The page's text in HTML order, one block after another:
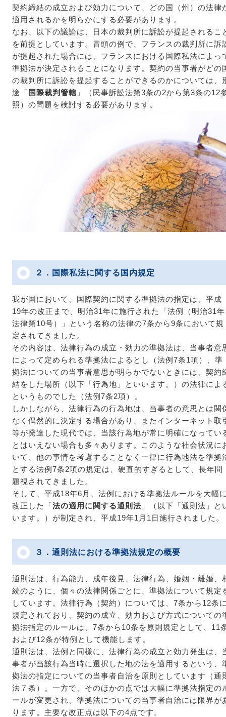
契約締結の成立および効力について、どの国（州）の法律
適用されるかを明らかにする必要があります。
なお、以下の議論は、日本の裁判所に訴訟が提起されるこ
を前提としています。冒頭の例で、フランスの裁判所に訴
が提起された場合には、フランスにおける国際私法によっ
準拠法が決定されることになります。契約の当事者がどの
の裁判所に訴訟を提起することができるのかについては、
途「 国際裁判管轄 」（民事訴訟法第3条の2から第3条の12
照）の問題を検討する必要があります。
２．国際私法に関する国内規定
我が国において、国際契約に関する準拠法の指定は、平成
19年の改正まで、明治31年に施行された「法例（明治31年
法律第10号）」という名称の法律の7条から9条において規
定されてきました。
その内容は、法律行為の成立・効力の準拠法は、当事者意
によって定められる準拠法によるとし（法例7条1項）、準
拠法についての当事者意思が明らかでないときには、契約
結をした場所（以下「行為地」といいます。）の法律によ
というものでした（法例7条2項）。
しかしながら、法律行為の行為地は、当事者の意思とは関
なく偶然的に決定する場合があり、またインターネット取
等が発達した現代では、当該行為地が常に明確になってい
とはいえない場合も多々あります。このような社会状況に
いて、他の事情を考慮することなく一律に行為地法を準拠
とする法例7条2項の規定は、硬直的すぎるとして、長年問
題視されてきました。
そして、平成18年6月、法例における準拠法ルールを大幅
改正した「法の適用に関する通則法 」（以下「通則法」と
います。）が制定され、平成19年1月1日施行されました。
３．通則法における準拠法規定の概要
通則法は、行為能力、成年後見、法律行為、婚姻・離婚、
続のように、個々の法律関係ごとに、準拠法について規定
しています。法律行為（契約）については、7条から12条
規定されており、契約の成立、効力および方式についての
拠法指定のルールは、7条から10条を原則規定として、11
および12条が特例として機能します。
通則法は、法例と同様に、法律行為の成立と効力発生は、
事者が当該行為当時に選択した地の法を適用するという、
拠法の指定についての当事者自治を原則としています（通
法７条）。一方で、そのほかの点では大幅に準拠法指定の
ールが変更され、準拠法についての当事者自治には限界が
ります。主要な改正点は以下の4点です。